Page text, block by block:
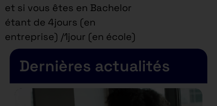
et si vous êtes en Bachelor
étant de 4jours (en
entreprise) /1jour (en école)
Dernières actualités